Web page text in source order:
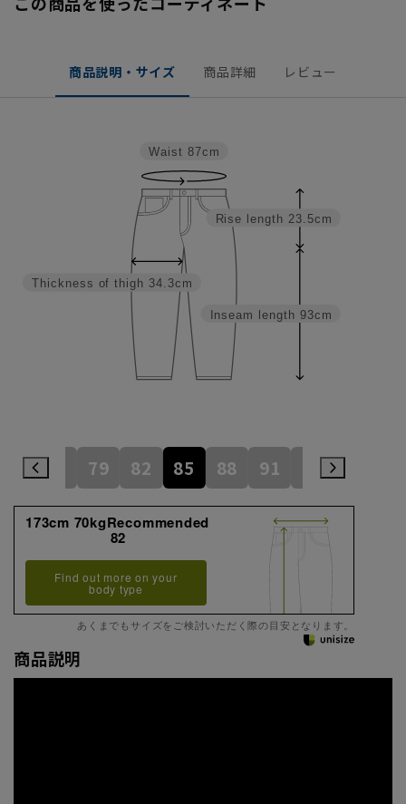
商品説明・サイズ 商品詳細 レビュー
Inseam length 93cm
Rise length 23.5cm
Thickness of thigh 34.3cm
Waist 87cm
76 79 82 85 88 91 94
173cm 70kgRecommended
82
Find out more on your
body type
あくまでもサイズをご検討いただく際の目安となります。
商品説明